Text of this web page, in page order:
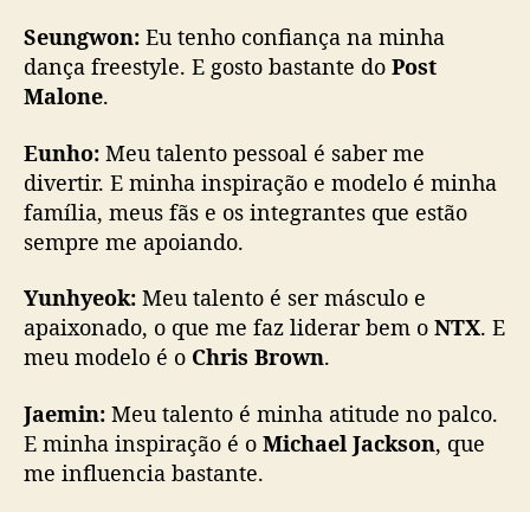
Seungwon: Eu tenho confiança na minha
dança freestyle. E gosto bastante do Post
Malone.
Eunho: Meu talento pessoal é saber me
divertir. E minha inspiração e modelo é minha
família, meus fãs e os integrantes que estão
sempre me apoiando.
Yunhyeok: Meu talento é ser másculo e
apaixonado, o que me faz liderar bem o NTX. E
meu modelo é o Chris Brown.
Jaemin: Meu talento é minha atitude no palco.
E minha inspiração é o Michael Jackson, que
me influencia bastante.